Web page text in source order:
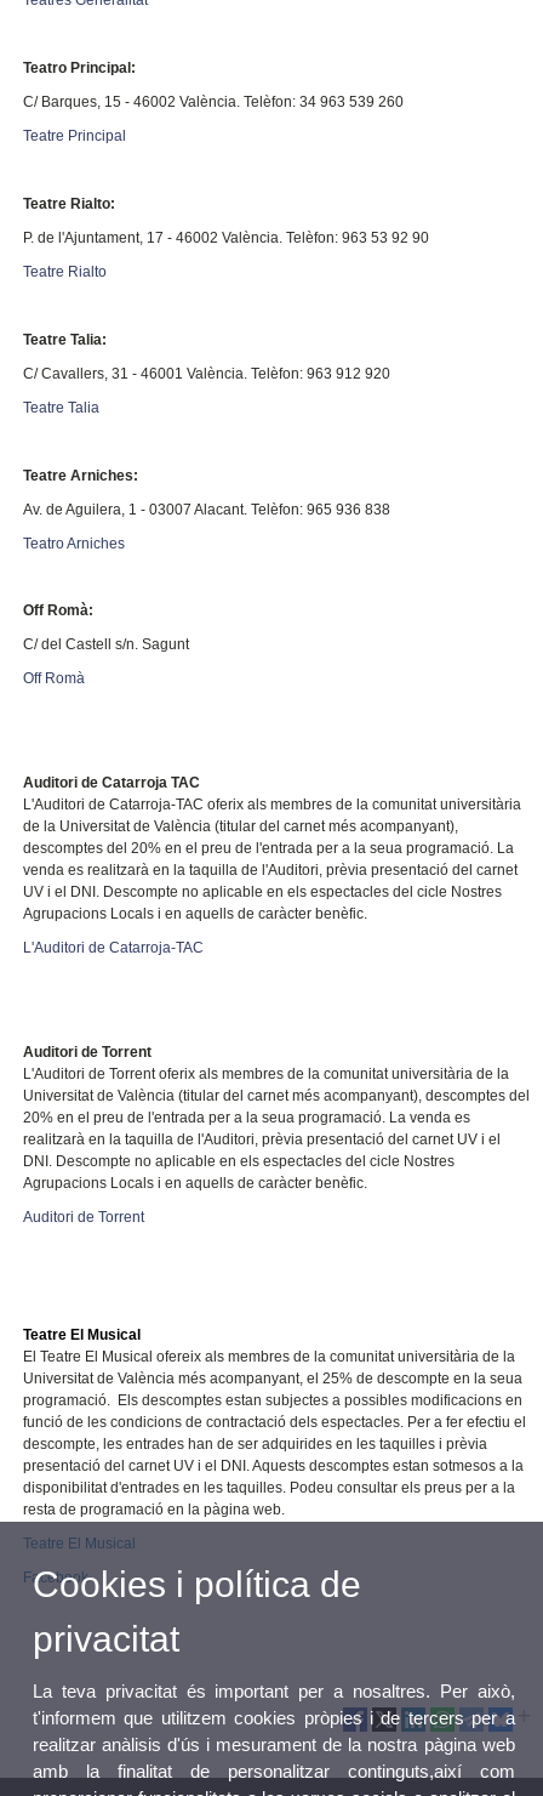
Teatro Principal:
C/ Barques, 15 - 46002 València. Telèfon: 34 963 539 260
Teatre Principal
Teatre Rialto:
P. de l'Ajuntament, 17 - 46002 València. Telèfon: 963 53 92 90
Teatre Rialto
Teatre Talia:
C/ Cavallers, 31 - 46001 València. Telèfon: 963 912 920
Teatre Talia
Teatre Arniches:
Av. de Aguilera, 1 - 03007 Alacant.Telèfon: 965 936 838
Teatro Arniches
Off Romà:
C/ del Castell s/n. Sagunt
Off Romà
Auditori de Catarroja TAC
L'Auditori de Catarroja-TAC oferix als membres de la comunitat universitària
de la Universitatde València (titular del carnet més acompanyant),
descomptes del 20% en el preu de l'entrada per a la seua programació. La
venda es realitzarà en la taquilla de l'Auditori, prèvia presentació del carnet
UV i el DNI. Descompte no aplicable en els espectacles del cicle Nostres
Agrupacions Locals i en aquells de caràcter benèfic.
L'Auditori de Catarroja-TAC
Auditori de Torrent
L'Auditori de Torrent oferix als membres de la comunitat universitària de la
Universitatde València (titular del carnet més acompanyant), descomptes del
20% en el preu de l'entrada per a la seua programació. La venda es
realitzarà en la taquilla de l'Auditori, prèvia presentació del carnet UV i el
DNI. Descompte no aplicable en els espectacles del cicle Nostres
Agrupacions Locals i en aquells de caràcter benèfic.
Auditori de Torrent
Teatre El Musical
El Teatre El Musical ofereix als membres de la comunitat universitària dela
Universitat de València més acompanyant, el 25% de descompte en la seua
programació. Els descomptes estan subjectes a possibles modificacions en
funció de les condicions de contractació dels espectacles. Per a fer efectiu el
descompte, les entrades han de ser adquirides en les taquilles i prèvia
presentació del carnet UV i el DNI. Aquests descomptes estan sotmesos a la
disponibilitat d'entrades en les taquilles. Podeu consultar els preus per a la
resta de programació en la pàgina web.
Teatre El Musical
Facebook
Cookies i política de
privacitat
La teva privacitat és important per a nosaltres. Per això,
t'informem que utilitzem cookies pròpies i de tercers per a
realitzar anàlisis d'ús i mesurament de la nostra pàgina web
amb la finalitat de personalitzar continguts,així com